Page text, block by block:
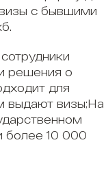
с бывшими
решения о
для
выдают визы;На
более 10 000